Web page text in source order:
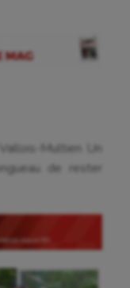
Multien. Un
de rester